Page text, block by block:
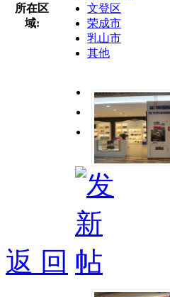
所在区
域:
文登区
荣成市
乳山市
其他
返 回